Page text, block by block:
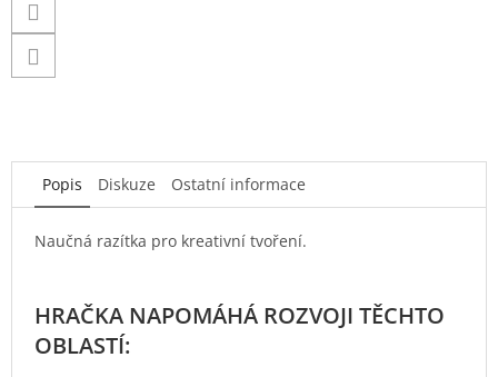
Popis Diskuze Ostatní informace
Naučná razítka pro kreativní tvoření.